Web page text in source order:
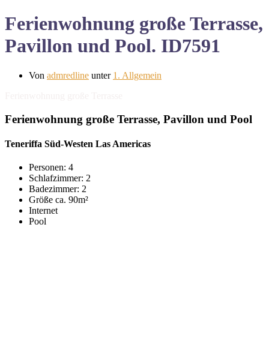
Ferienwohnung große Terrasse,
Pavillon und Pool. ID7591
Von admredline unter 1. Allgemein
Ferienwohnung große Terrasse, Pavillon und Pool
Teneriffa Süd-Westen Las Americas
Personen: 4
Schlafzimmer: 2
Badezimmer: 2
Größe ca. 90m²
Internet
Pool